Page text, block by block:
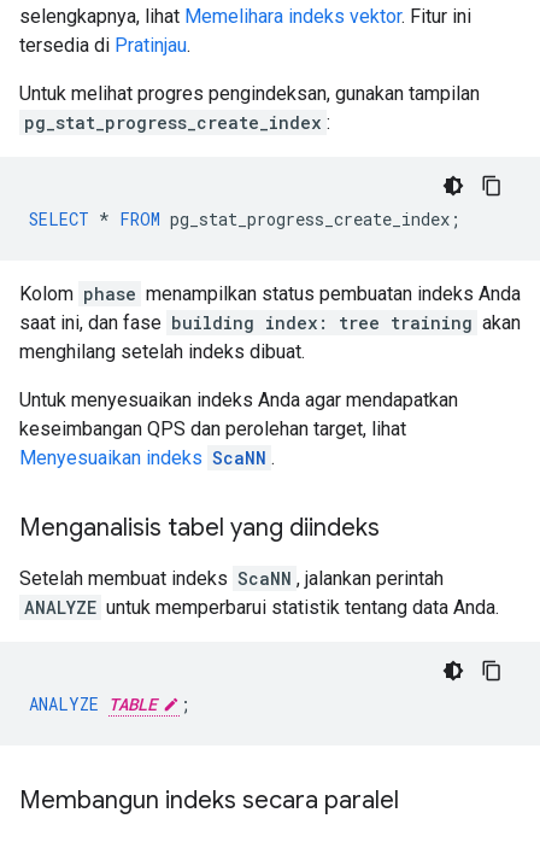
selengkapnya, lihat Memelihara indeks vektor. Fitur ini
tersedia di Pratinjau.
Untuk melihat progres pengindeksan, gunakan tampilan
pg_stat_progress_create_index :
SELECT * FROM pg_stat_progress_create_index ;
Kolom phase menampilkan status pembuatan indeks Anda
saat ini, dan fase building index: tree training akan
menghilang setelah indeks dibuat.
Untuk menyesuaikan indeks Anda agar mendapatkan
keseimbangan QPS dan perolehan target, lihat
Menyesuaikan indeks ScaNN .
Menganalisis tabel yang diindeks
Setelah membuat indeks ScaNN , jalankan perintah
ANALYZE untuk memperbarui statistik tentang data Anda.
ANALYZE TABLE ;
Membangun indeks secara paralel